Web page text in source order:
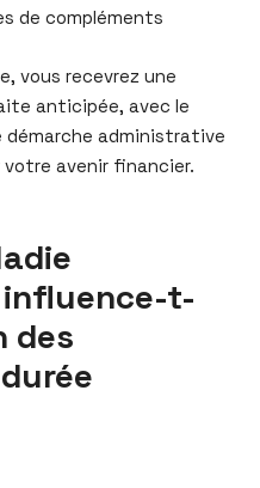
de compléments
vous recevrez une
anticipée, avec le
démarche administrative
avenir financier.
t-
des